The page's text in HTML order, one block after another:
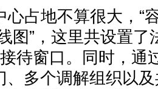
心占地不算很大，“
图”，这里共设置
待窗口。同时，通
、多个调解组织以